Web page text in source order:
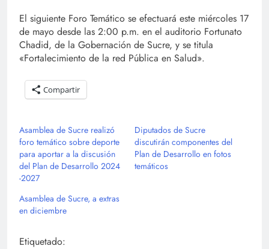
El siguiente Foro Temático se efectuará este miércoles 17
de mayo desde las 2:00 p.m. en el auditorio Fortunato
Chadid, de la Gobernación de Sucre, y se titula
«Fortalecimiento de la red Pública en Salud».
Compartir
Asamblea de Sucre realizó
foro temático sobre deporte
para aportar a la discusión
del Plan de Desarrollo 2024
-2027
Diputados de Sucre
discutirán componentes del
Plan de Desarrollo en fotos
temáticos
Asamblea de Sucre, a extras
en diciembre
Etiquetado: